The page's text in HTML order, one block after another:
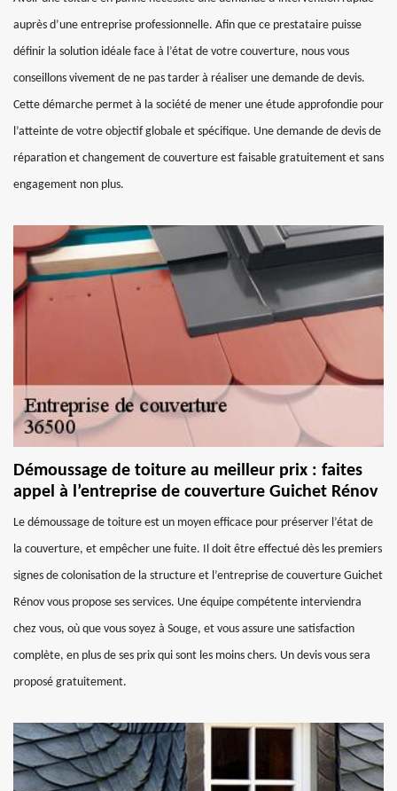
auprès d’une entreprise professionnelle. Afin que ce prestataire puisse
définir la solution idéale face à l’état de votre couverture, nous vous
conseillons vivement de ne pas tarder à réaliser une demande de devis.
Cette démarche permet à la société de mener une étude approfondie pour
l’atteinte de votre objectif globale et spécifique. Une demande de devis de
réparation et changement de couverture est faisable gratuitement et sans
engagement non plus.
Démoussage de toiture au meilleur prix : faites
appel à l’entreprise de couverture Guichet Rénov
Le démoussage de toiture est un moyen efficace pour préserver l’état de
la couverture, et empêcher une fuite. Il doit être effectué dès les premiers
signes de colonisation de la structure et l’entreprise de couverture Guichet
Rénov vous propose ses services. Une équipe compétente interviendra
chez vous, où que vous soyez à Souge, et vous assure une satisfaction
complète, en plus de ses prix qui sont les moins chers. Un devis vous sera
proposé gratuitement.